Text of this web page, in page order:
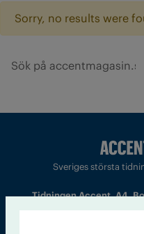
Sorry, no results were
Sveriges största
Tidningen Accent, A4,